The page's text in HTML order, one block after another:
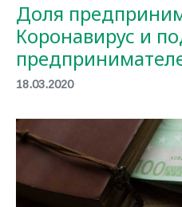
Доля
Коронавирус и
18.03.2020